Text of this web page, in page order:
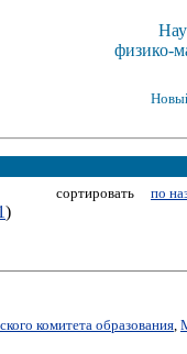
физико-
сортировать по
)
комитета образования,